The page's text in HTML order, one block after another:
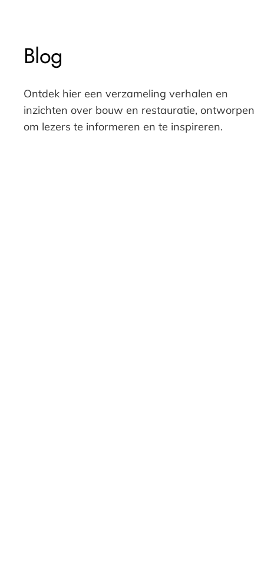
Blog
Ontdek hier een verzameling verhalen en
inzichten over bouw en restauratie, ontworpen
om lezers te informeren en te inspireren.